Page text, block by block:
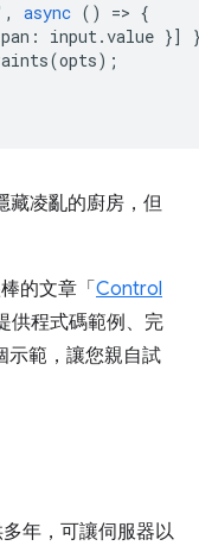
, async () => {
pan : input.value }]
(opts);
藏凌亂的廚房，但
的文章「 Control
供程式碼範例、完
示範，讓您親自試
年，可讓伺服器以